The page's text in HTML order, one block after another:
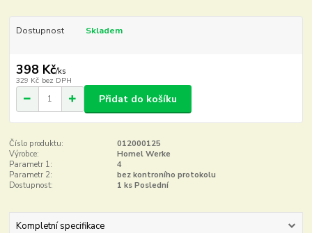
Dostupnost Skladem
398 Kč/ks
329 Kč bez DPH
Přidat do košíku
Číslo produktu:
012000125
Výrobce:
Homel Werke
Parametr 1:
4
Parametr 2:
bez kontroního protokolu
Dostupnost:
1 ks Poslední
Kompletní specifikace